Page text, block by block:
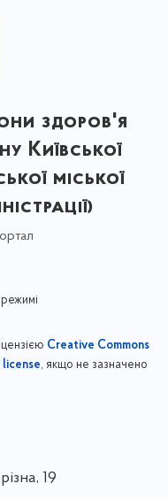
здоров'я
Київської
міської
Creative Commons
, якщо не зазначено
19